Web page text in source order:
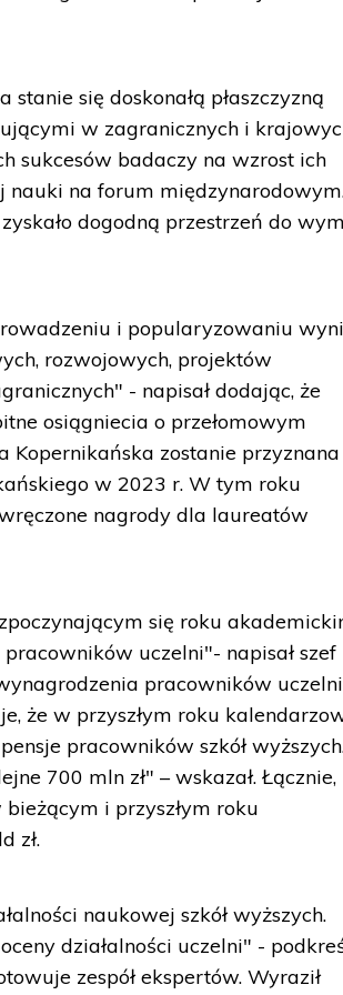
się doskonałą płaszczyzną
w zagranicznych i
sukcesów badaczy na wzrost ich
nauki na forum
dogodną przestrzeń do
i popularyzowaniu
rozwojowych, projektów
- napisał dodając, że
osiągniecia o przełomowym
Kopernikańska zostanie przyznana
w 2023 r. W tym roku
nagrody dla laureatów
się roku
uczelni"- napisał szef
pracowników uczelni
że w przyszłym roku
pracowników szkół
700 mln zł" – wskazał. Łącznie,
i przyszłym roku
zł.
naukowej szkół wyższych.
działalności uczelni" -
zespół ekspertów. Wyraził